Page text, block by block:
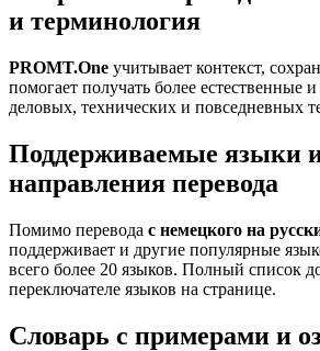
и терминология
PROMT.One учитывает контекст,
помогает получать более естественные
деловых, технических и повседневных
Поддерживаемые языки
направления перевода
Помимо перевода с немецкого на
поддерживает и другие популярные
всего более 20 языков. Полный список
переключателе языков на странице.
Словарь с примерами и